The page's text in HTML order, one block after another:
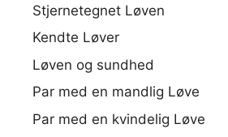
Stjernetegnet Løven
Kendte Løver
Løven og sundhed
Par med en mandlig Løve
Par med en kvindelig Løve